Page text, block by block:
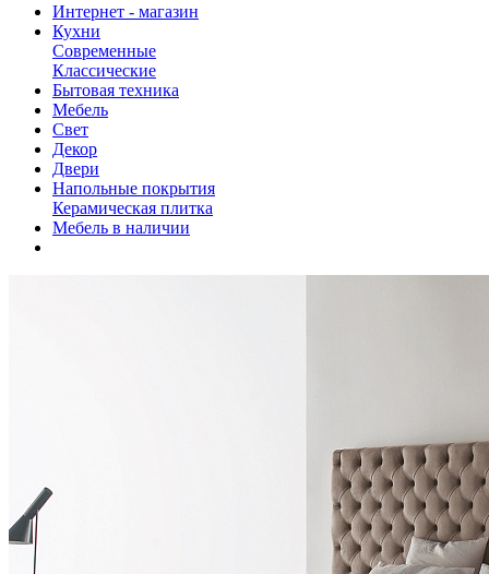
Интернет - магазин
Кухни
Современные
Классические
Бытовая техника
Мебель
Свет
Декор
Двери
Напольные покрытия
Керамическая плитка
Мебель в наличии